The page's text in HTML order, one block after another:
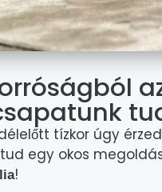
tízkor úgy
egy okos
!